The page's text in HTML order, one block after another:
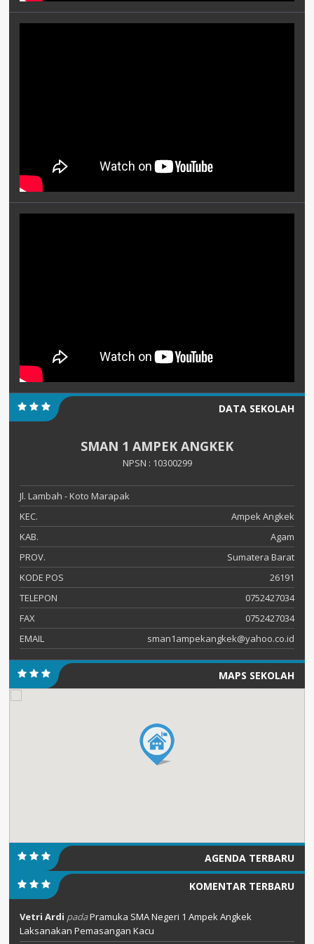
DATA SEKOLAH
SMAN 1 AMPEK ANGKEK
NPSN : 10300299
Jl. Lambah - Koto Marapak
KEC.
Ampek Angkek
KAB.
Agam
PROV.
Sumatera Barat
KODE POS
26191
TELEPON
0752427034
FAX
0752427034
EMAIL
sman1ampekangkek@yahoo.co.id
MAPS SEKOLAH
AGENDA TERBARU
KOMENTAR TERBARU
Vetri Ardi padaPramuka SMA Negeri 1 Ampek Angkek
Laksanakan Pemasangan Kacu